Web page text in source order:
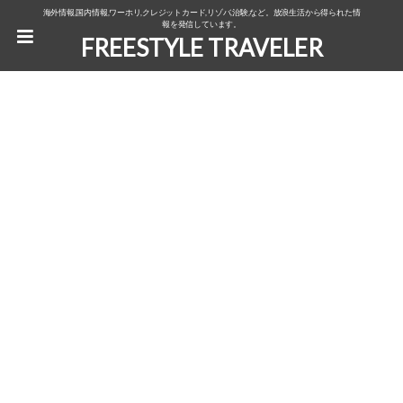
海外情報,国内情報,ワーホリ,クレジットカード,リゾバ,治験,など。放浪生活から得られた情
報を発信しています。
FREESTYLE TRAVELER